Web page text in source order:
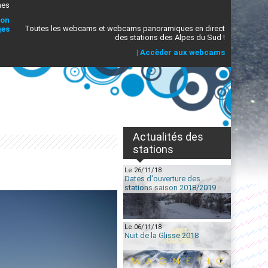
Toutes les webcams et webcams panoramiques en direct
des stations des Alpes du Sud !
| Accèder aux webcams
Actualités des
stations
Le 26/11/18
Dates d'ouverture des
stations saison 2018/2019
Le 06/11/18
Nuit de la Glisse 2018